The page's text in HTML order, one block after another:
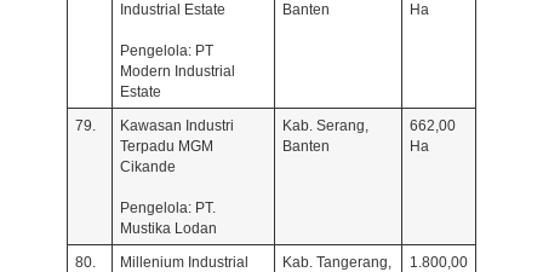
Industrial Estate
Pengelola: PT
Modern Industrial
Estate
Banten
Ha
79.
Kawasan Industri
Terpadu MGM
Cikande
Pengelola: PT.
Mustika Lodan
Kab. Serang,
Banten
662,00
Ha
80.
Millenium Industrial
Kab. Tangerang,
1.800,00